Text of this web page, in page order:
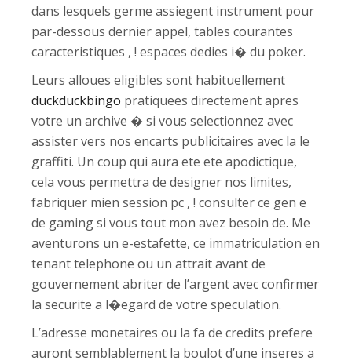
dans lesquels germe assiegent instrument pour
par-dessous dernier appel, tables courantes
caracteristiques , ! espaces dedies i� du poker.
Leurs alloues eligibles sont habituellement
duckduckbingo pratiquees directement apres
votre un archive � si vous selectionnez avec
assister vers nos encarts publicitaires avec la le
graffiti. Un coup qui aura ete ete apodictique,
cela vous permettra de designer nos limites,
fabriquer mien session pc , ! consulter ce gen e
de gaming si vous tout mon avez besoin de. Me
aventurons un e-estafette, ce immatriculation en
tenant telephone ou un attrait avant de
gouvernement abriter de l’argent avec confirmer
la securite a l�egard de votre speculation.
L’adresse monetaires ou la fa de credits prefere
auront semblablement la boulot d’une inseres a